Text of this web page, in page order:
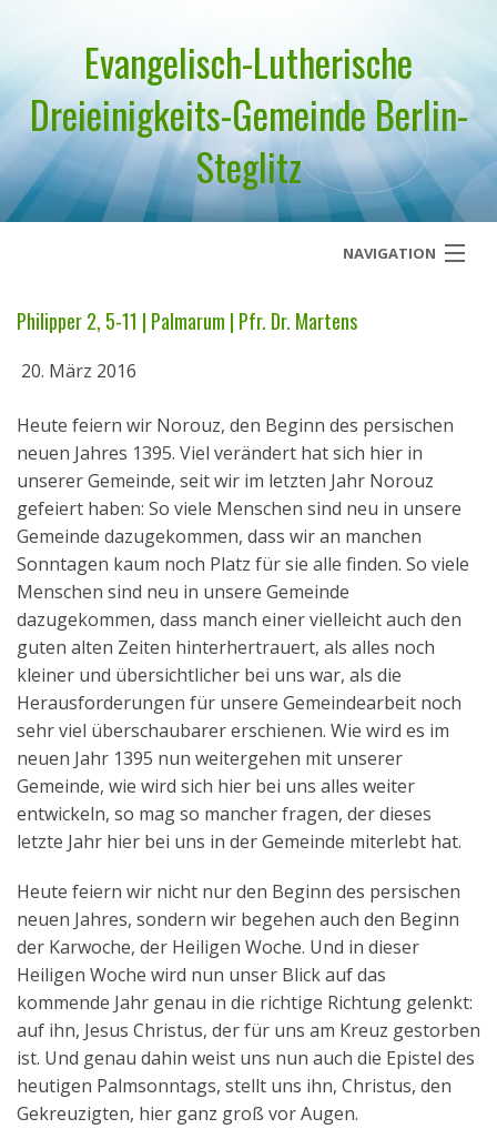
Evangelisch-Lutherische
Dreieinigkeits-Gemeinde Berlin-
Steglitz
NAVIGATION
Über uns
Geistliches Wort
Termine
Aktuelles
Kontakt
English
Philipper 2, 5-11 | Palmarum | Pfr. Dr. Martens
20. März 2016
Heute feiern wir Norouz, den Beginn des persischen
neuen Jahres 1395. Viel verändert hat sich hier in
unserer Gemeinde, seit wir im letzten Jahr Norouz
gefeiert haben: So viele Menschen sind neu in unsere
Gemeinde dazugekommen, dass wir an manchen
Sonntagen kaum noch Platz für sie alle finden. So viele
Menschen sind neu in unsere Gemeinde
dazugekommen, dass manch einer vielleicht auch den
guten alten Zeiten hinterhertrauert, als alles noch
kleiner und übersichtlicher bei uns war, als die
Herausforderungen für unsere Gemeindearbeit noch
sehr viel überschaubarer erschienen. Wie wird es im
neuen Jahr 1395 nun weitergehen mit unserer
Gemeinde, wie wird sich hier bei uns alles weiter
entwickeln, so mag so mancher fragen, der dieses
letzte Jahr hier bei uns in der Gemeinde miterlebt hat.
Heute feiern wir nicht nur den Beginn des persischen
neuen Jahres, sondern wir begehen auch den Beginn
der Karwoche, der Heiligen Woche. Und in dieser
Heiligen Woche wird nun unser Blick auf das
kommende Jahr genau in die richtige Richtung gelenkt:
auf ihn, Jesus Christus, der für uns am Kreuz gestorben
ist. Und genau dahin weist uns nun auch die Epistel des
heutigen Palmsonntags, stellt uns ihn, Christus, den
Gekreuzigten, hier ganz groß vor Augen.